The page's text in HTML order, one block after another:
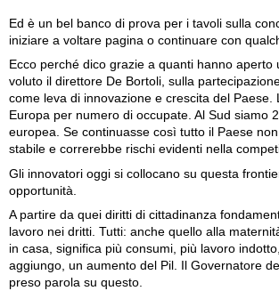
Ed è un bel banco di prova per i tavoli sulla
iniziare a voltare pagina o continuare con
Ecco perché dico grazie a quanti hanno aperto
voluto il direttore De Bortoli, sulla
come leva di innovazione e crescita del Paese.
Europa per numero di occupate. Al Sud siamo
europea. Se continuasse così tutto il Paese
stabile e correrebbe rischi evidenti nella
Gli innovatori oggi si collocano su questa
opportunità.
A partire da quei diritti di cittadinanza
lavoro nei dritti. Tutti: anche quello alla
in casa, significa più consumi, più lavoro
aggiungo, un aumento del Pil. Il Governatore
preso parola su questo.